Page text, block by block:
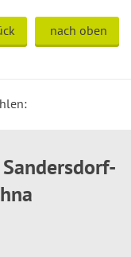
nach oben